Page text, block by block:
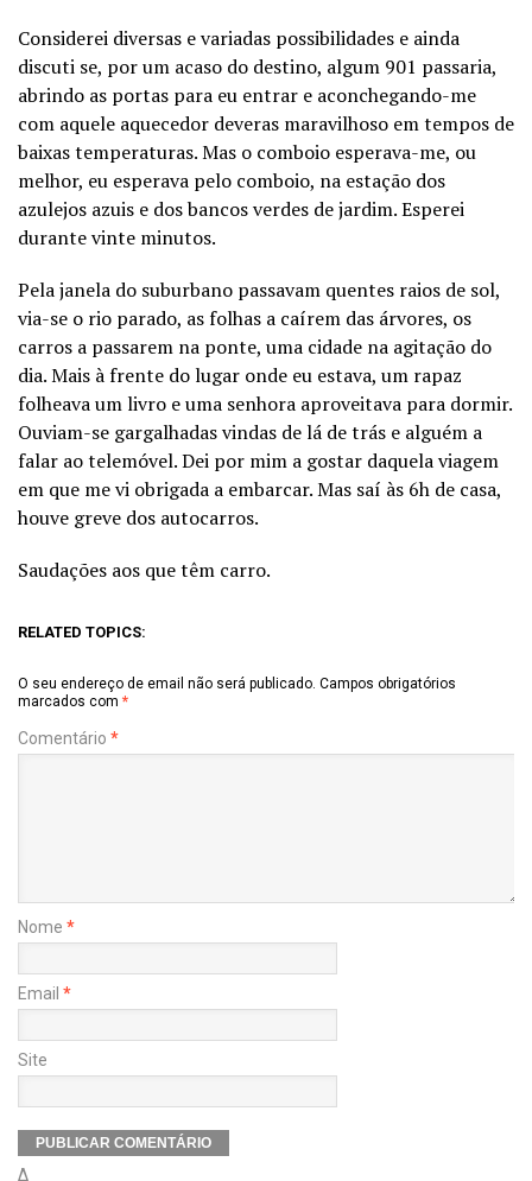
Considerei diversas e variadas possibilidades e ainda
discuti se, por um acaso do destino, algum 901 passaria,
abrindo as portas para eu entrar e aconchegando-me
com aquele aquecedor deveras maravilhoso em tempos de
baixas temperaturas. Mas o comboio esperava-me, ou
melhor, eu esperava pelo comboio, na estação dos
azulejos azuis e dos bancos verdes de jardim. Esperei
durante vinte minutos.
Pela janela do suburbano passavam quentes raios de sol,
via-se o rio parado, as folhas a caírem das árvores, os
carros a passarem na ponte, uma cidade na agitação do
dia. Mais à frente do lugar onde eu estava, um rapaz
folheava um livro e uma senhora aproveitava para dormir.
Ouviam-se gargalhadas vindas de lá de trás e alguém a
falar ao telemóvel. Dei por mim a gostar daquela viagem
em que me vi obrigada a embarcar. Mas saí às 6h de casa,
houve greve dos autocarros.
Saudações aos que têm carro.
RELATED TOPICS:
O seu endereço de email não será publicado. Campos obrigatórios
marcados com *
Comentário *
Nome *
Email *
Site
Δ